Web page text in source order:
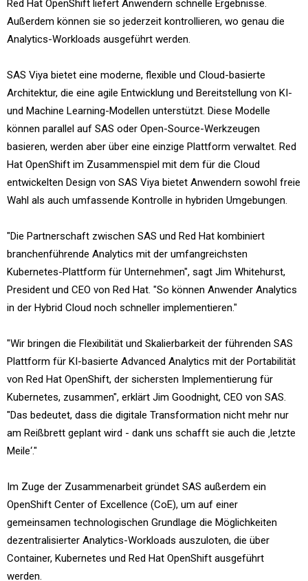
Red Hat OpenShift liefert Anwendern schnelle Ergebnisse.
Außerdem können sie so jederzeit kontrollieren, wo genau die
Analytics-Workloads ausgeführt werden.
SAS Viya bietet eine moderne, flexible und Cloud-basierte
Architektur, die eine agile Entwicklung und Bereitstellung von KI-
und Machine Learning-Modellen unterstützt. Diese Modelle
können parallel auf SAS oder Open-Source-Werkzeugen
basieren, werden aber über eine einzige Plattform verwaltet. Red
Hat OpenShift im Zusammenspiel mit dem für die Cloud
entwickelten Design von SAS Viya bietet Anwendern sowohl freie
Wahl als auch umfassende Kontrolle in hybriden Umgebungen.
"Die Partnerschaft zwischen SAS und Red Hat kombiniert
branchenführende Analytics mit der umfangreichsten
Kubernetes-Plattform für Unternehmen", sagt Jim Whitehurst,
President und CEO von Red Hat. "So können Anwender Analytics
in der Hybrid Cloud noch schneller implementieren."
"Wir bringen die Flexibilität und Skalierbarkeit der führenden SAS
Plattform für KI-basierte Advanced Analytics mit der Portabilität
von Red Hat OpenShift, der sichersten Implementierung für
Kubernetes, zusammen", erklärt Jim Goodnight, CEO von SAS.
"Das bedeutet, dass die digitale Transformation nicht mehr nur
am Reißbrett geplant wird - dank uns schafft sie auch die ‚letzte
Meile‘."
Im Zuge der Zusammenarbeit gründet SAS außerdem ein
OpenShift Center of Excellence (CoE), um auf einer
gemeinsamen technologischen Grundlage die Möglichkeiten
dezentralisierter Analytics-Workloads auszuloten, die über
Container, Kubernetes und Red Hat OpenShift ausgeführt
werden.